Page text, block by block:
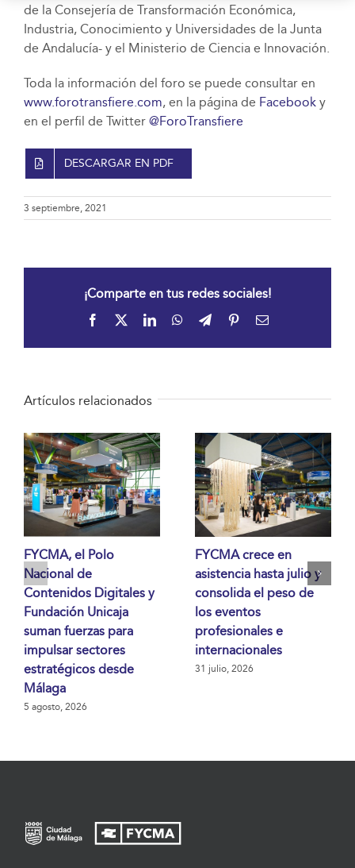
de la Consejería de Transformación Económica,
Industria, Conocimiento y Universidades de la Junta
de Andalucía- y el Ministerio de Ciencia e Innovación.
Toda la información del foro se puede consultar en
www.forotransfiere.com, en la página de Facebooky
en el perfil de Twitter @ForoTransfiere
DESCARGAR EN PDF
3 septiembre, 2021
¡Comparte en tus redes sociales!
Facebook LinkedInWhatsApp
TelegramPinterestCorreo
Artículos relacionados
FYCMA, el Polo
Nacional de
Contenidos Digitales y
Fundación Unicaja
suman fuerzas para
impulsar sectores
estratégicos desde
Málaga
5 agosto, 2026
FYCMA crece en
asistencia hasta julio y
consolida el peso de
los eventos
profesionales e
internacionales
31 julio, 2026